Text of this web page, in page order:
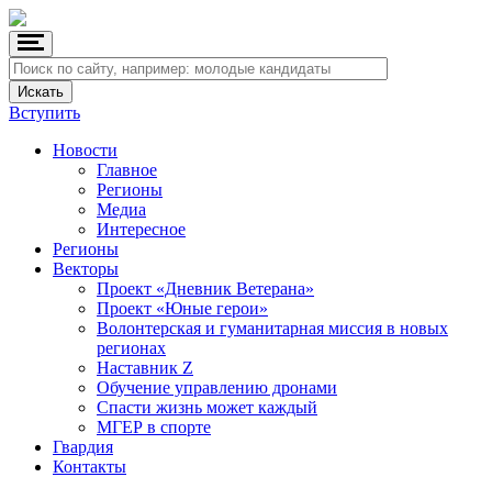
Вступить
Новости
Главное
Регионы
Медиа
Интересное
Регионы
Векторы
Проект «Дневник Ветерана»
Проект «Юные герои»
Волонтерская и гуманитарная миссия в новых
регионах
Наставник Z
Обучение управлению дронами
Спасти жизнь может каждый
МГЕР в спорте
Гвардия
Контакты